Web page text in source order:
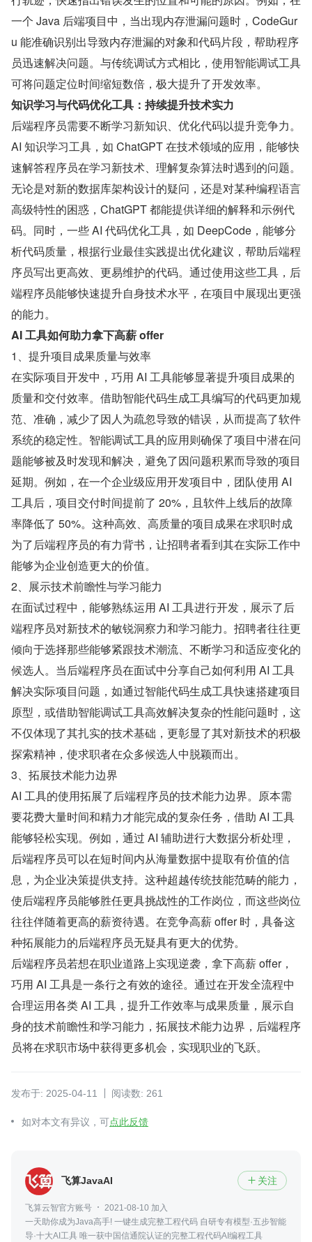
一个 Java 后端项目中，当出现内存泄漏问题时，CodeGur
u 能准确识别出导致内存泄漏的对象和代码片段，帮助程序
员迅速解决问题。与传统调试方式相比，使用智能调试工具
可将问题定位时间缩短数倍，极大提升了开发效率。
知识学习与代码优化工具：持续提升技术实力
后端程序员需要不断学习新知识、优化代码以提升竞争力。
AI 知识学习工具，如 ChatGPT 在技术领域的应用，能够快
速解答程序员在学习新技术、理解复杂算法时遇到的问题。
无论是对新的数据库架构设计的疑问，还是对某种编程语言
高级特性的困惑，ChatGPT 都能提供详细的解释和示例代
码。同时，一些 AI 代码优化工具，如 DeepCode，能够分
析代码质量，根据行业最佳实践提出优化建议，帮助后端程
序员写出更高效、更易维护的代码。通过使用这些工具，后
端程序员能够快速提升自身技术水平，在项目中展现出更强
的能力。
AI 工具如何助力拿下高薪 offer
1、提升项目成果质量与效率
在实际项目开发中，巧用 AI 工具能够显著提升项目成果的
质量和交付效率。借助智能代码生成工具编写的代码更加规
范、准确，减少了因人为疏忽导致的错误，从而提高了软件
系统的稳定性。智能调试工具的应用则确保了项目中潜在问
题能够被及时发现和解决，避免了因问题积累而导致的项目
延期。例如，在一个企业级应用开发项目中，团队使用 AI
工具后，项目交付时间提前了 20%，且软件上线后的故障
率降低了 50%。这种高效、高质量的项目成果在求职时成
为了后端程序员的有力背书，让招聘者看到其在实际工作中
能够为企业创造更大的价值。
2、展示技术前瞻性与学习能力
在面试过程中，能够熟练运用 AI 工具进行开发，展示了后
端程序员对新技术的敏锐洞察力和学习能力。招聘者往往更
倾向于选择那些能够紧跟技术潮流、不断学习和适应变化的
候选人。当后端程序员在面试中分享自己如何利用 AI 工具
解决实际项目问题，如通过智能代码生成工具快速搭建项目
原型，或借助智能调试工具高效解决复杂的性能问题时，这
不仅体现了其扎实的技术基础，更彰显了其对新技术的积极
探索精神，使求职者在众多候选人中脱颖而出。
3、拓展技术能力边界
AI 工具的使用拓展了后端程序员的技术能力边界。原本需
要花费大量时间和精力才能完成的复杂任务，借助 AI 工具
能够轻松实现。例如，通过 AI 辅助进行大数据分析处理，
后端程序员可以在短时间内从海量数据中提取有价值的信
息，为企业决策提供支持。这种超越传统技能范畴的能力，
使后端程序员能够胜任更具挑战性的工作岗位，而这些岗位
往往伴随着更高的薪资待遇。在竞争高薪 offer 时，具备这
种拓展能力的后端程序员无疑具有更大的优势。
后端程序员若想在职业道路上实现逆袭，拿下高薪 offer，
巧用 AI 工具是一条行之有效的途径。通过在开发全流程中
合理运用各类 AI 工具，提升工作效率与成果质量，展示自
身的技术前瞻性和学习能力，拓展技术能力边界，后端程序
员将在求职市场中获得更多机会，实现职业的飞跃。
发布于: 2025-04-11 阅读数: 261
如对本文有异议，可点此反馈
飞算JavaAI  关注
飞算云智官方账号
2021-08-10 加入
一天助你成为Java高手! 一键生成完整工程代码 自研专有模型·五步智能
导·十大AI工具 唯一获中国信通院认证的完整工程代码AI编程工具